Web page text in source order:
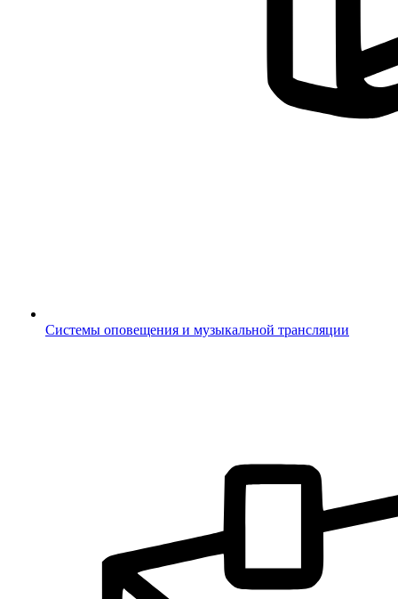
Системы оповещения и музыкальной трансляции